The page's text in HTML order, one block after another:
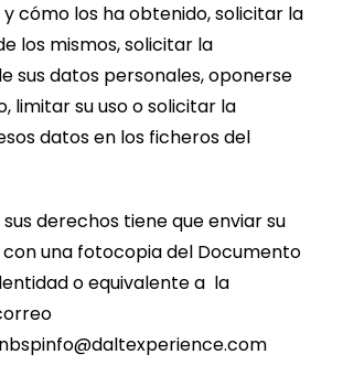
cómo los ha obtenido, solicitar la
los mismos, solicitar la
sus datos personales, oponerse
limitar su uso o solicitar la
datos en los ficheros del
derechos tiene que enviar su
una fotocopia del Documento
o equivalente a la